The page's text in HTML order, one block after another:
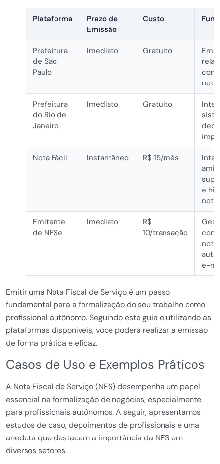
Plataforma
Prazo de
Emissão
Custo
Prefeitura
de São
Paulo
Imediato Gratuito
Prefeitura
do Rio de
Janeiro
Imediato Gratuito
Nota Fácil Instantâneo R$ 15/mês
e
Emitente
de NFSe
Imediato
R$
10/transação
e-
Emitir uma Nota Fiscal de Serviço é um passo
fundamental para a formalização do seu trabalho como
profissional autônomo. Seguindo este guia e utilizando as
plataformas disponíveis, você poderá realizar a emissão
de forma prática e eficaz.
Casos de Uso e Exemplos Práticos
A Nota Fiscal de Serviço (NFS) desempenha um papel
essencial na formalização de negócios, especialmente
para profissionais autônomos. A seguir, apresentamos
estudos de caso, depoimentos de profissionais e uma
anedota que destacam a importância da NFS em
diversos setores.